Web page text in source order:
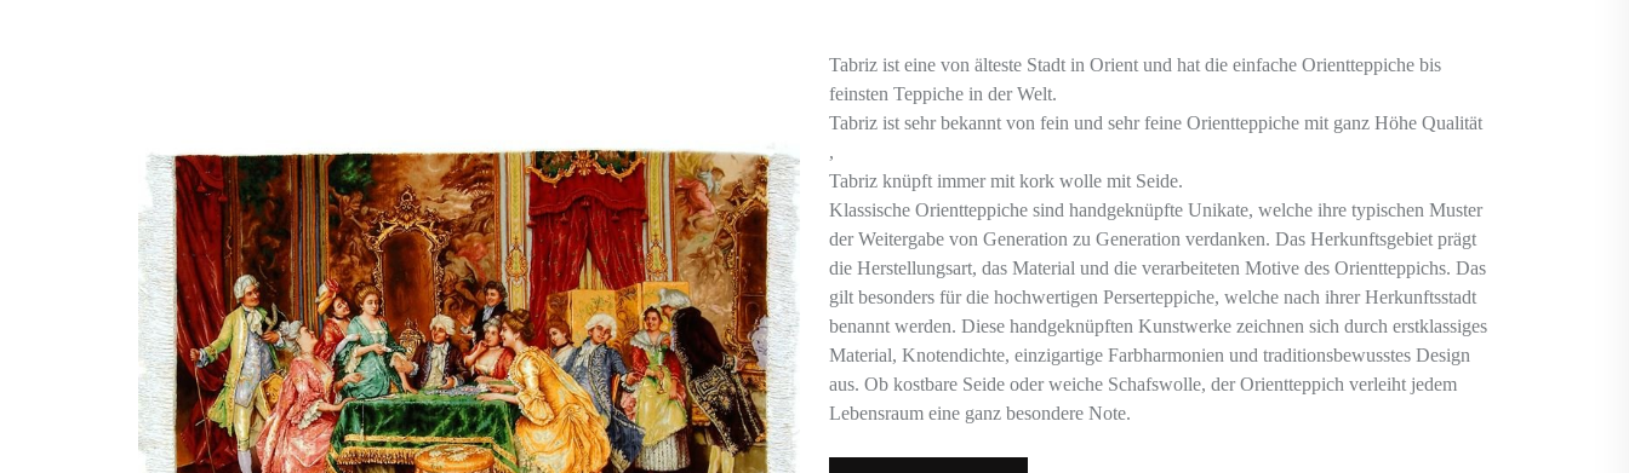
Tabriz ist eine von älteste Stadt in Orient und hat die einfache Orientteppiche bis
feinsten Teppiche in der Welt.
Tabriz ist sehr bekannt von fein und sehr feine Orientteppiche mit ganz Höhe Qualität
,
Tabriz knüpft immer mit kork wolle mit Seide.
Klassische Orientteppiche sind handgeknüpfte Unikate, welche ihre typischen Muster
der Weitergabe von Generation zu Generation verdanken. Das Herkunftsgebiet prägt
die Herstellungsart, das Material und die verarbeiteten Motive des Orientteppichs. Das
gilt besonders für die hochwertigen Perserteppiche, welche nach ihrer Herkunftsstadt
benannt werden. Diese handgeknüpften Kunstwerke zeichnen sich durch erstklassiges
Material, Knotendichte, einzigartige Farbharmonien und traditionsbewusstes Design
aus. Ob kostbare Seide oder weiche Schafswolle, der Orientteppich verleiht jedem
Lebensraum eine ganz besondere Note.